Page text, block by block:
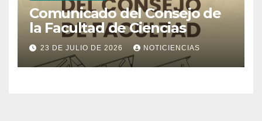
Comunicado del Consejo de
la Facultad de Ciencias
23 DE JULIO DE 2026 NOTICIENCIAS